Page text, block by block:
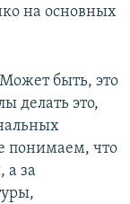
на основных
быть, это
делать это,
понимаем, что
а за